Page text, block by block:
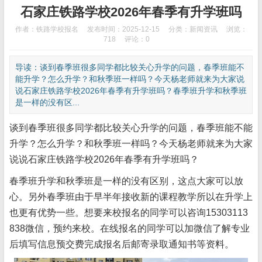
石家庄铁路学校2026年春季有升学班吗
作者：铁路学校报名 发布时间：2025-12-15 分类： 新闻资讯
浏览：
718
评论：0
导读：谈到春季班很多同学都比较关心升学的问题，春季班能不
能升学？怎么升学？和秋季班一样吗？今天杨老师就来为大家说
说石家庄铁路学校2026年春季有升学班吗？春季班升学和秋季班
是一样的没有区...
谈到春季班很多同学都比较关心升学的问题，春季班能不能
升学？怎么升学？和秋季班一样吗？今天杨老师就来为大家
说说石家庄铁路学校2026年春季有升学班吗？
春季班升学和秋季班是一样的没有区别，这点大家可以放
心。另外春季班由于早半年接收新的课程教学所以在升学上
也更有优势一些。想要来校报名的同学可以咨询15303113
838微信，预约来校。在线报名的同学可以加微信了解专业
后填写信息预交费完成报名后邮寄录取通知书等资料。